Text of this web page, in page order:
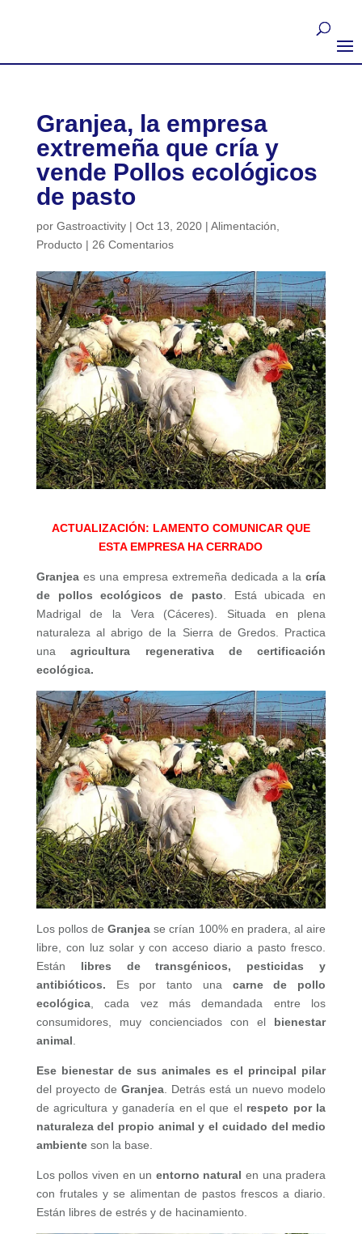
Granjea, la empresa
extremeña que cría y
vende Pollos ecológicos
de pasto
por Gastroactivity| Oct 13, 2020| Alimentación
Producto| 26 Comentarios
ACTUALIZACIÓN: LAMENTO COMUNICAR QUE
ESTA EMPRESA HA CERRADO
Granjea es una empresa extremeña dedicada a lacría
de pollos ecológicos de pasto . Está ubicada en
Madrigal de la Vera (Cáceres). Situada en plena
naturaleza al abrigo de la Sierra de Gredos. Practica
unaagricultura regenerativa de certificación
ecológica.
Los pollos deGranjease crían 100% en pradera, al aire
libre, con luz solar y con acceso diario a pasto fresco.
Están libres de transgénicos, pesticidas y
antibióticos. Es por tanto una carne de pollo
ecológica, cada vez más demandada entre los
consumidores, muy concienciados con el bienestar
animal
Ese bienestar de sus animales es el principal pilar
del proyecto de Granjea. Detrás está un nuevo modelo
de agricultura y ganadería en el que el respeto por la
naturaleza del propio animal y el cuidado del medio
ambienteson la base.
Los pollos viven en un entorno natural en una pradera
con frutales y se alimentan de pastos frescos a diario.
Están libres de estrés y de hacinamiento.